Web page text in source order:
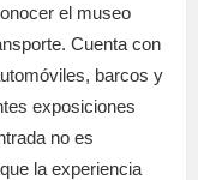
el museo
Cuenta con
barcos y
exposiciones
no es
la experiencia